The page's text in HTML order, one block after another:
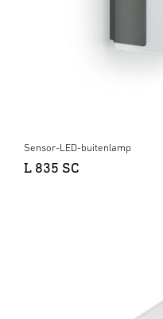
Sensor-LED-buitenlamp
L 835 SC